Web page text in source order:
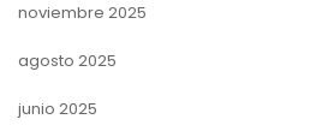
noviembre 2025
agosto 2025
junio 2025